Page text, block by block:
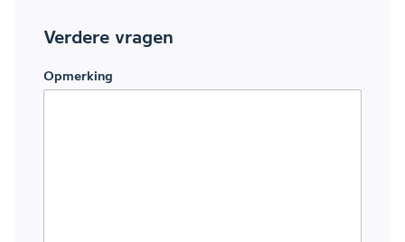
Verdere vragen
Opmerking